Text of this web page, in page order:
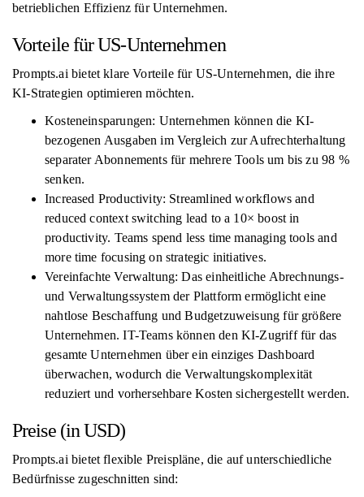
betrieblichen Effizienz für Unternehmen.
Vorteile für US-Unternehmen
Prompts.ai bietet klare Vorteile für US-Unternehmen, die ihre
KI-Strategien optimieren möchten.
Kosteneinsparungen: Unternehmen können die KI-
bezogenen Ausgaben im Vergleich zur Aufrechterhaltung
separater Abonnements für mehrere Tools um bis zu 98 %
senken.
Increased Productivity: Streamlined workflows and
reduced context switching lead to a 10× boost in
productivity. Teams spend less time managing tools and
more time focusing on strategic initiatives.
Vereinfachte Verwaltung: Das einheitliche Abrechnungs-
und Verwaltungssystem der Plattform ermöglicht eine
nahtlose Beschaffung und Budgetzuweisung für größere
Unternehmen. IT-Teams können den KI-Zugriff für das
gesamte Unternehmen über ein einziges Dashboard
überwachen, wodurch die Verwaltungskomplexität
reduziert und vorhersehbare Kosten sichergestellt werden.
Preise (in USD)
Prompts.ai bietet flexible Preispläne, die auf unterschiedliche
Bedürfnisse zugeschnitten sind: